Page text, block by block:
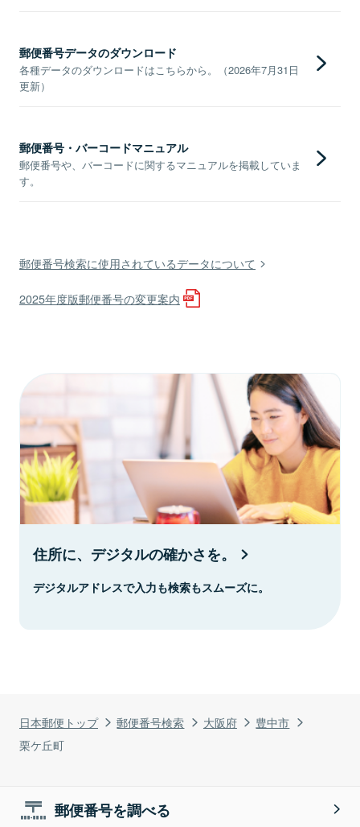
日本郵便トップ 郵便番号検索 大阪府
豊中市
栗ケ丘町
郵便番号データのダウンロード
各種データのダウンロードはこちらから。（2026年7月31日
更新）
郵便番号・バーコードマニュアル
郵便番号や、バーコードに関するマニュアルを掲載していま
す。
郵便番号検索に使用されているデータについて
2025年度版郵便番号の変更案内
住所に、デジタルの確かさを。
デジタルアドレスで入力も検索もスムーズに。
郵便番号を調べる